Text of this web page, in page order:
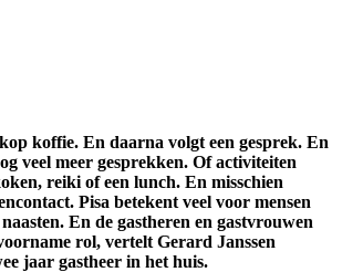
koffie. En daarna volgt een gesprek. En
veel meer gesprekken. Of activiteiten
reiki of een lunch. En misschien
Pisa betekent veel voor mensen
En de gastheren en gastvrouwen
rol, vertelt Gerard Janssen
jaar gastheer in het huis.